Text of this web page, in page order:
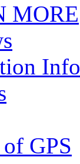
MORE
Info
GPS